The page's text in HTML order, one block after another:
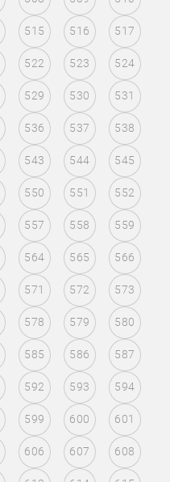
515 516 517
522 523 524
529 530 531
536 537 538
543 544 545
550 551 552
557 558 559
564 565 566
571 572 573
578 579 580
585 586 587
592 593 594
599 600 601
606 607 608